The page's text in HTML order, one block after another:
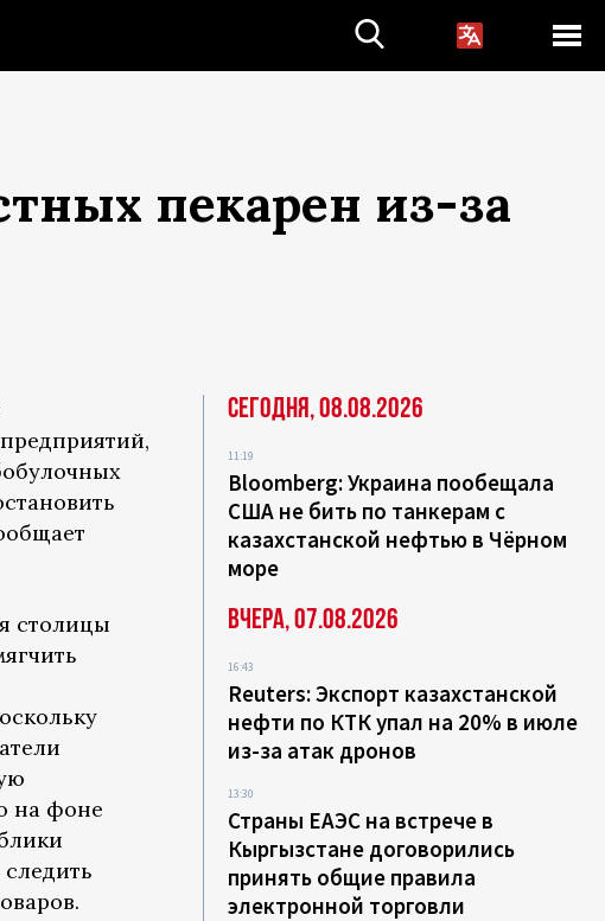
пекарен из-за
столицы
на фоне
Сегодня, 08.08.2026
11:19
Bloomberg: Украина пообещала
США не бить по танкерам с
казахстанской нефтью в Чёрном
море
Вчера, 07.08.2026
16:43
Reuters: Экспорт казахстанской
нефти по КТК упал на 20% в июле
из-за атак дронов
13:30
Страны ЕАЭС на встрече в
Кыргызстане договорились
принять общие правила
электронной торговли